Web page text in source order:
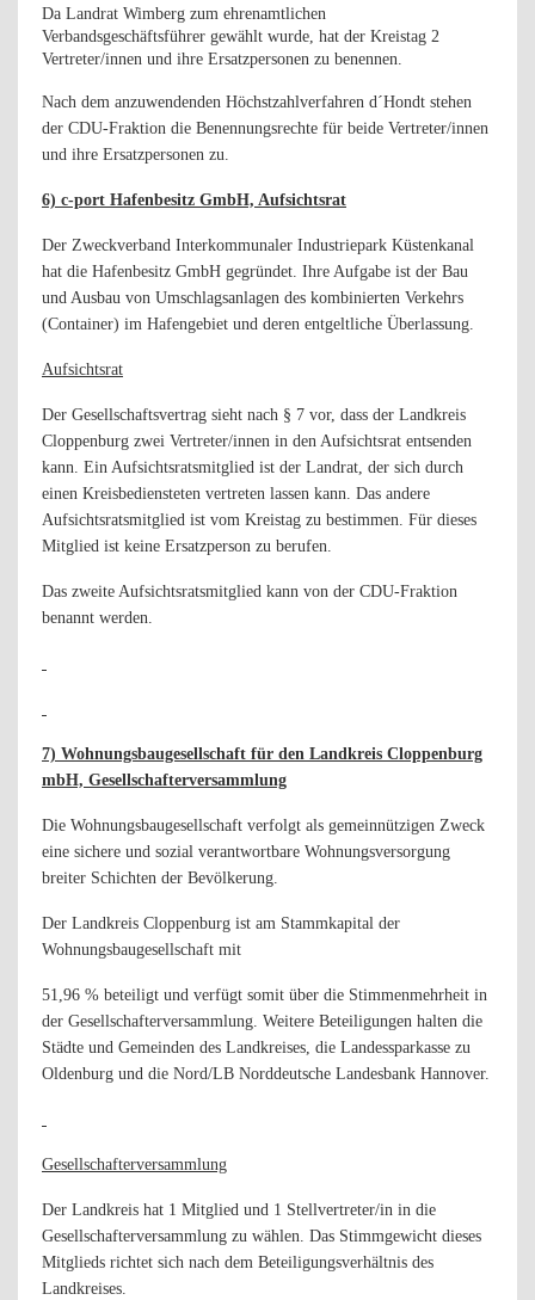
Da Landrat Wimberg zum ehrenamtlichen
Verbandsgeschäftsführer gewählt wurde, hat der Kreistag 2
Vertreter/innen und ihre Ersatzpersonen zu benennen.
Nach dem anzuwendenden Höchstzahlverfahren d´Hondt stehen
der CDU-Fraktion die Benennungsrechte für beide Vertreter/innen
und ihre Ersatzpersonen zu.
6) c-port Hafenbesitz GmbH, Aufsichtsrat
Der Zweckverband Interkommunaler Industriepark Küstenkanal
hat die Hafenbesitz GmbH gegründet. Ihre Aufgabe ist der Bau
und Ausbau von Umschlagsanlagen des kombinierten Verkehrs
(Container) im Hafengebiet und deren entgeltliche Überlassung.
Aufsichtsrat
Der Gesellschaftsvertrag sieht nach § 7 vor, dass der Landkreis
Cloppenburg zwei Vertreter/innen in den Aufsichtsrat entsenden
kann. Ein Aufsichtsratsmitglied ist der Landrat, der sich durch
einen Kreisbediensteten vertreten lassen kann. Das andere
Aufsichtsratsmitglied ist vom Kreistag zu bestimmen. Für dieses
Mitglied ist keine Ersatzperson zu berufen.
Das zweite Aufsichtsratsmitglied kann von der CDU-Fraktion
benannt werden.
7) Wohnungsbaugesellschaft für den Landkreis Cloppenburg
mbH, Gesellschafterversammlung
Die Wohnungsbaugesellschaft verfolgt als gemeinnützigen Zweck
eine sichere und sozial verantwortbare Wohnungsversorgung
breiter Schichten der Bevölkerung.
Der Landkreis Cloppenburg ist am Stammkapital der
Wohnungsbaugesellschaft mit
51,96 % beteiligt und verfügt somit über die Stimmenmehrheit in
der Gesellschafterversammlung. Weitere Beteiligungen halten die
Städte und Gemeinden des Landkreises, die Landessparkasse zu
Oldenburg und die Nord/LB Norddeutsche Landesbank Hannover.
Gesellschafterversammlung
Der Landkreis hat 1 Mitglied und 1 Stellvertreter/in in die
Gesellschafterversammlung zu wählen. Das Stimmgewicht dieses
Mitglieds richtet sich nach dem Beteiligungsverhältnis des
Landkreises.